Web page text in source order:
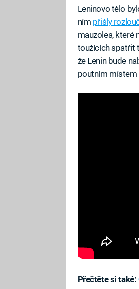
Leninovo tělo
ním přišly
mauzolea, které
toužících spatřit
že Lenin bude
poutním místem
Přečtěte si také: